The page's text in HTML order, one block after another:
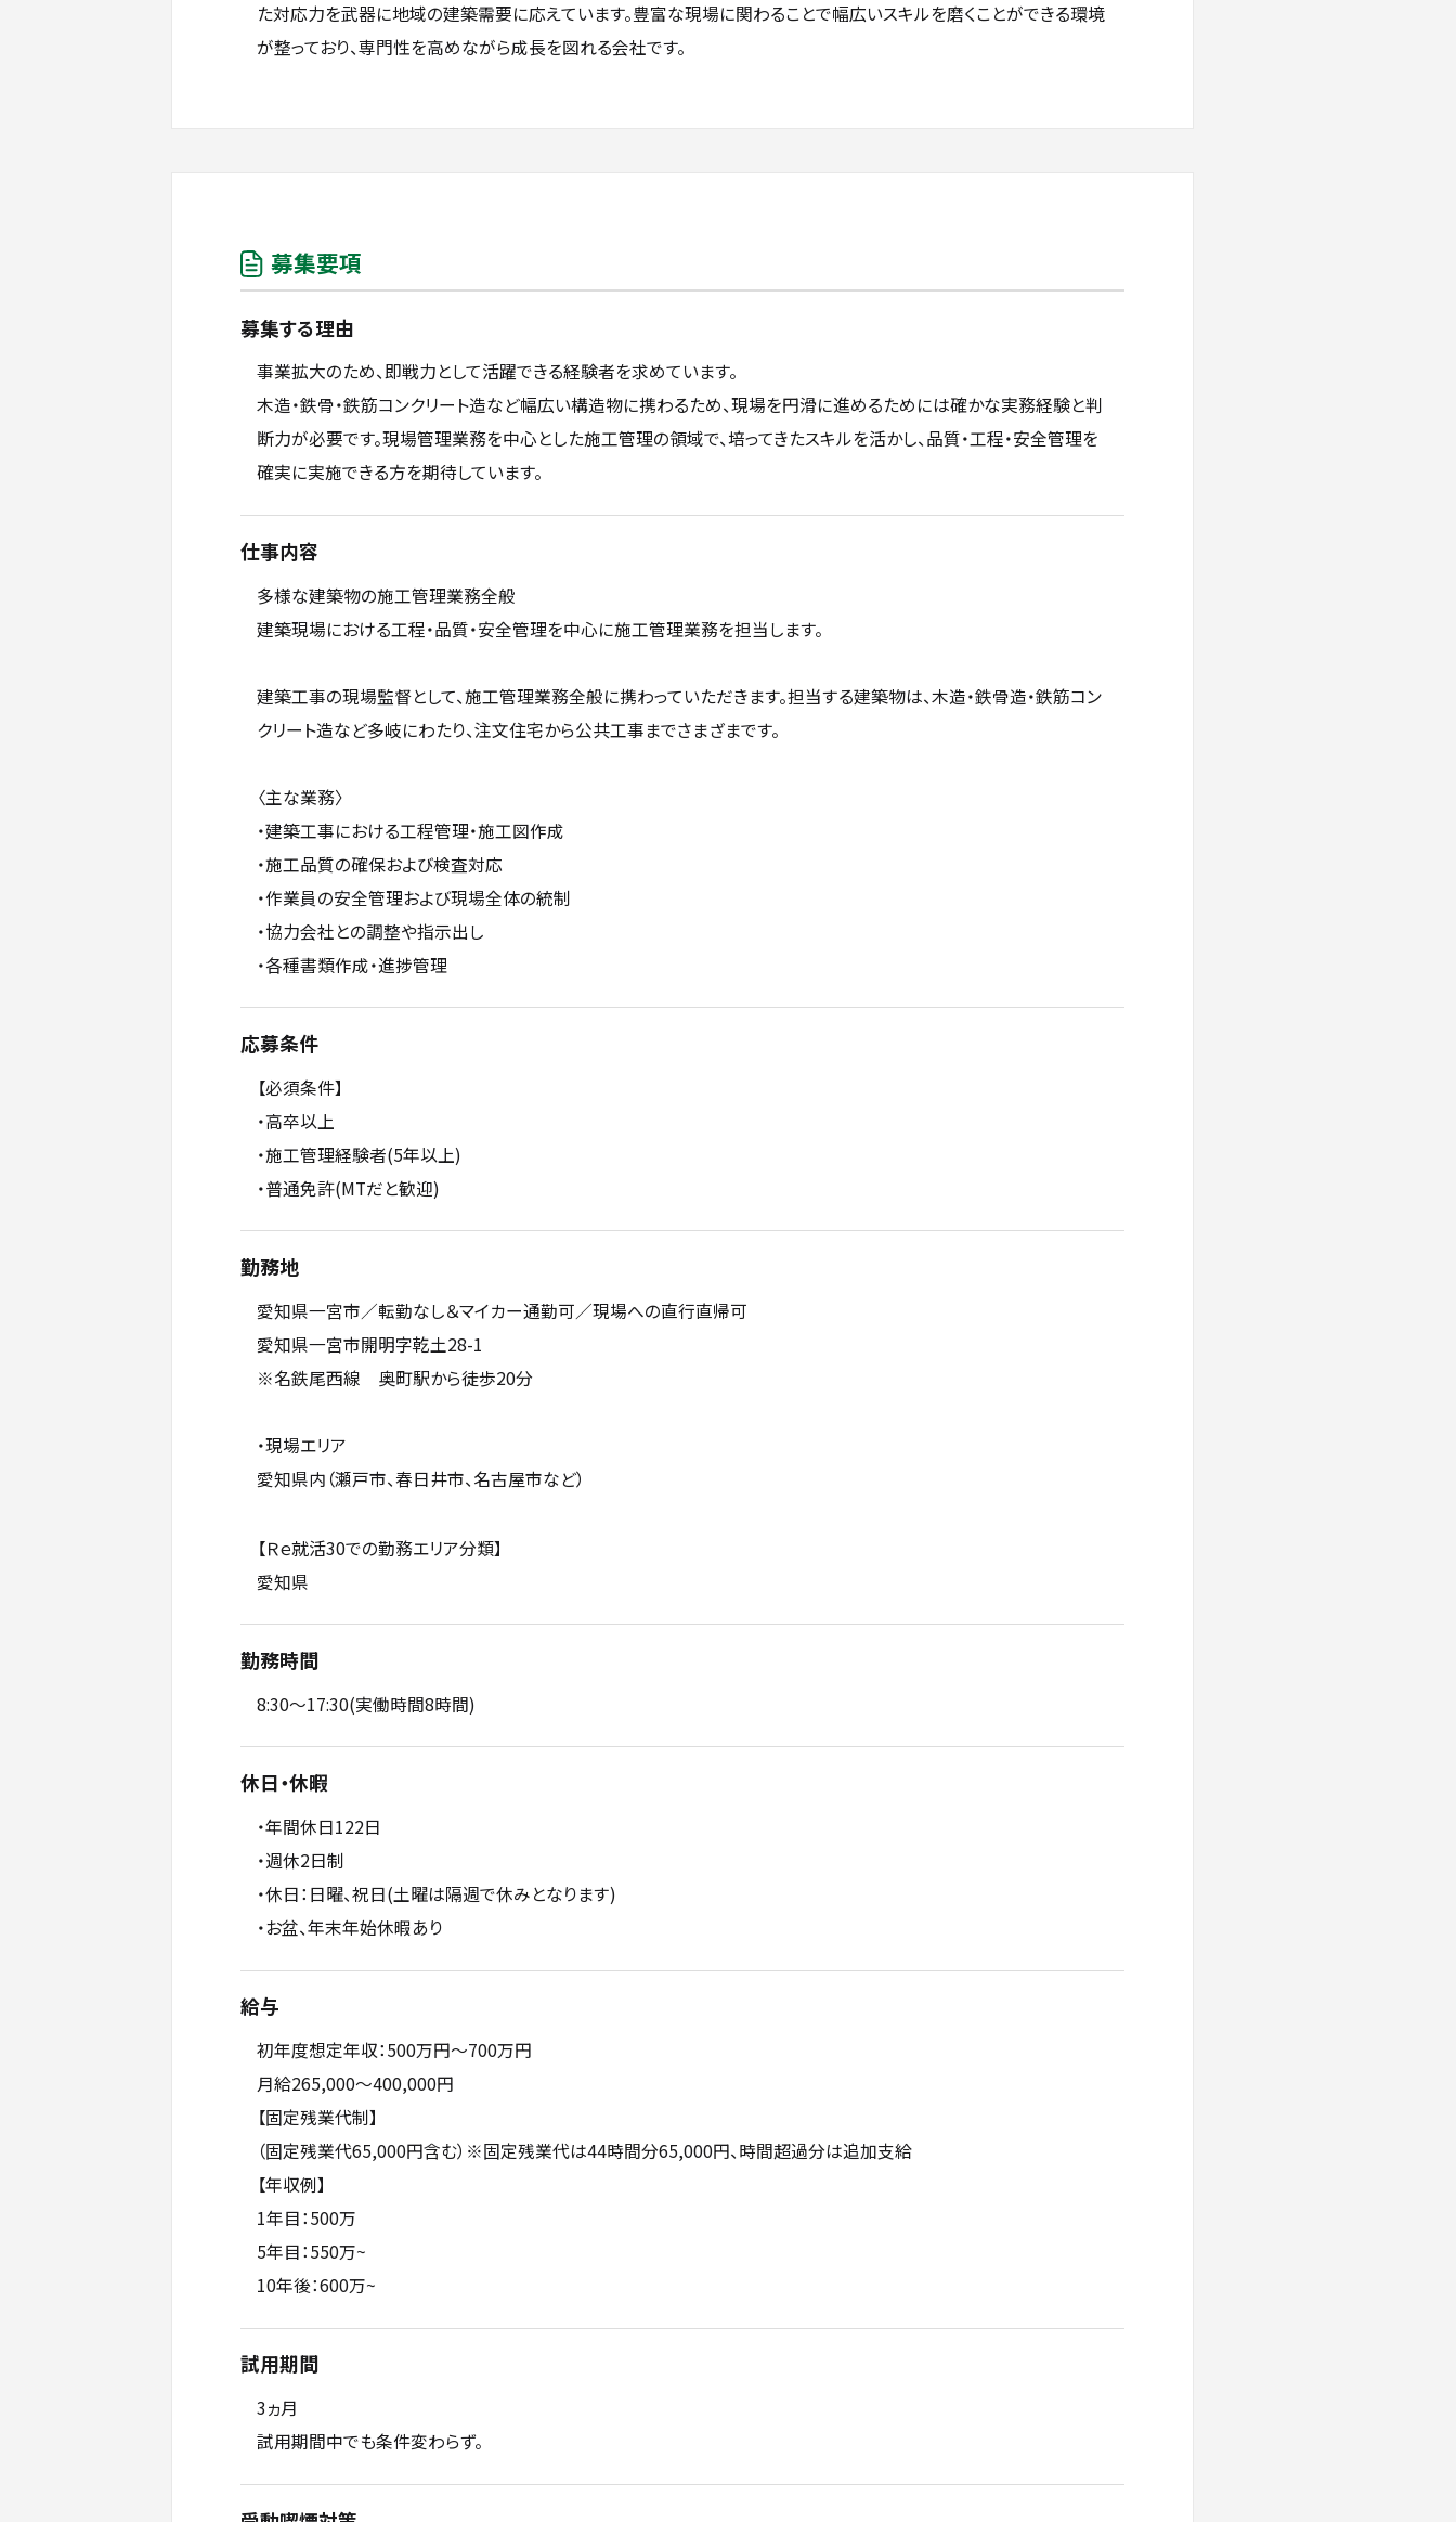
た対応力を武器に地域の建築需要に応えています。豊富な現場に関わることで幅広いスキルを磨くことができる環境
が整っており、専門性を高めながら成長を図れる会社です。
募集要項
募集する理由
事業拡大のため、即戦力として活躍できる経験者を求めています。
木造・鉄骨・鉄筋コンクリート造など幅広い構造物に携わるため、現場を円滑に進めるためには確かな実務経験と判
断力が必要です。現場管理業務を中心とした施工管理の領域で、培ってきたスキルを活かし、品質・工程・安全管理を
確実に実施できる方を期待しています。
仕事内容
多様な建築物の施工管理業務全般
建築現場における工程・品質・安全管理を中心に施工管理業務を担当します。
建築工事の現場監督として、施工管理業務全般に携わっていただきます。担当する建築物は、木造・鉄骨造・鉄筋コン
クリート造など多岐にわたり、注文住宅から公共工事までさまざまです。
〈主な業務〉
・建築工事における工程管理・施工図作成
・施工品質の確保および検査対応
・作業員の安全管理および現場全体の統制
・協力会社との調整や指示出し
・各種書類作成・進捗管理
応募条件
【必須条件】
・高卒以上
・施工管理経験者(5年以上)
・普通免許(MTだと歓迎)
勤務地
愛知県一宮市／転勤なし＆マイカー通勤可／現場への直行直帰可
愛知県一宮市開明字乾土28-1
※名鉄尾西線 奥町駅から徒歩20分
・現場エリア
愛知県内（瀬戸市、春日井市、名古屋市など）
【Ｒｅ就活30での勤務エリア分類】
愛知県
勤務時間
8:30～17:30(実働時間8時間)
休日・休暇
・年間休日122日
・週休2日制
・休日：日曜、祝日(土曜は隔週で休みとなります)
・お盆、年末年始休暇あり
給与
初年度想定年収：500万円〜700万円
月給265,000～400,000円
【固定残業代制】
（固定残業代65,000円含む）※固定残業代は44時間分65,000円、時間超過分は追加支給
【年収例】
1年目：500万
5年目：550万~
10年後：600万~
試用期間
3ヵ月
試用期間中でも条件変わらず。